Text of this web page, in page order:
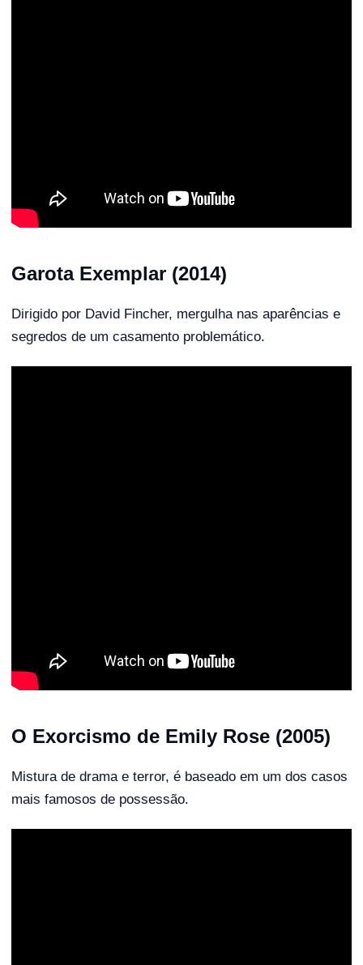
Garota Exemplar (2014)
Dirigido por David Fincher, mergulha nas aparências e
segredos de um casamento problemático.
O Exorcismo de Emily Rose (2005)
Mistura de drama e terror, é baseado em um dos casos
mais famosos de possessão.